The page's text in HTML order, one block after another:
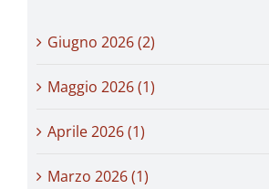
Giugno 2026 (2)
Maggio 2026 (1)
Aprile 2026 (1)
Marzo 2026 (1)